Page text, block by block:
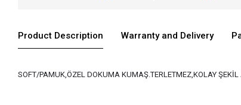
Product Description Warranty and Delivery
SOFT/PAMUK,ÖZEL DOKUMA KUMAŞ.TERLETMEZ,KOLAY